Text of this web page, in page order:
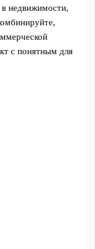
недвижимости,
с понятным для